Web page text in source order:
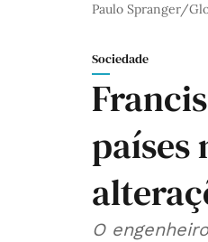
Paulo Spranger/
Sociedade
países
O